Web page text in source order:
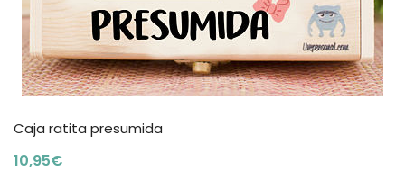
Caja ratita presumida
10,95€